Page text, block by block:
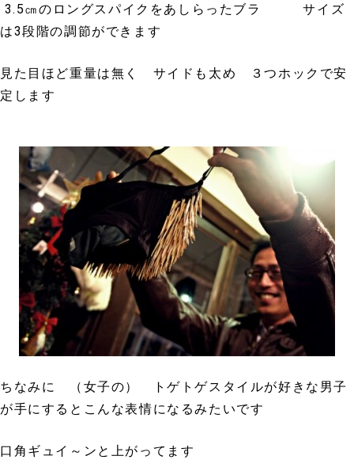
3.5㎝のロングスパイクをあしらったブラ サイズ
は3段階の調節ができます
見た目ほど重量は無く サイドも太め ３つホックで安
定します
ちなみに （女子の） トゲトゲスタイルが好きな男子
が手にするとこんな表情になるみたいです
口角ギュイ～ンと上がってます